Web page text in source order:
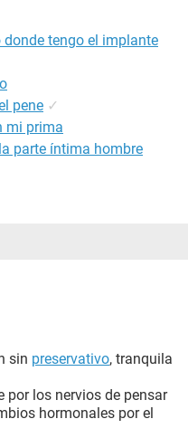
tengo el implante
pene ✓
mi prima
parte íntima hombre
sin preservativo, tranquila
por los nervios de pensar
hormonales por el